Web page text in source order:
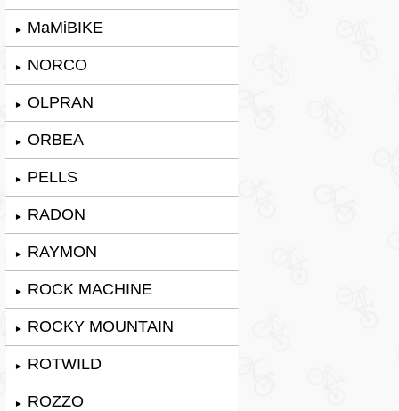
► MaMiBIKE
► NORCO
► OLPRAN
► ORBEA
► PELLS
► RADON
► RAYMON
► ROCK MACHINE
► ROCKY MOUNTAIN
► ROTWILD
► ROZZO